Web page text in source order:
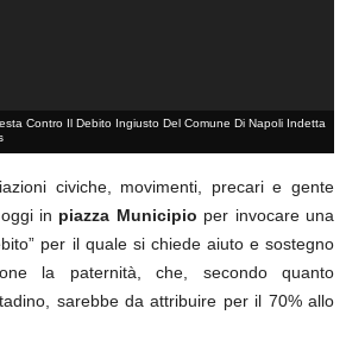
Contro Il Debito Ingiusto Del Comune Di Napoli Indetta
civiche, movimenti, precari e gente
in piazza Municipio per invocare una
per il quale si chiede aiuto e sostegno
la paternità, che, secondo quanto
sarebbe da attribuire per il 70% allo